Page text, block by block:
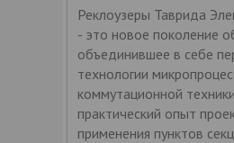
Реклоузеры Таврида
- это новое поколение
объединившее в себе
технологии
коммутационной
практический опыт
применения пунктов